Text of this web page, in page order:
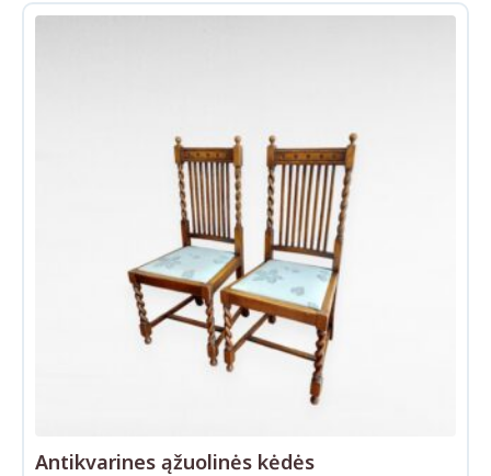
Antikvarines ąžuolinės kėdės